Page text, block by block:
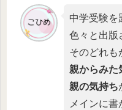
中学受験を
色々と出版
そのどれも
親からみた
親の気持ち
メインに書